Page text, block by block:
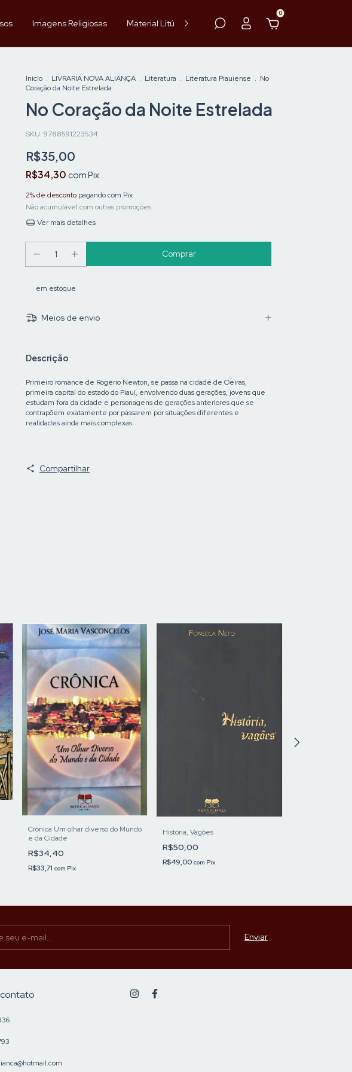
Imagens Religiosas Material Litúrgico Paramentos
0
Início . LIVRARIA NOVA ALIANÇA . Literatura . Literatura Piauiense . No
Coração da Noite Estrelada
No Coração da Noite Estrelada
SKU: 9788591223534
R$35,00
R$34,30 comPix
2% de desconto pagando com Pix
Não acumulável com outras promoções
Ver mais detalhes
em estoque
Meios de envio
Descrição
Primeiro romance de Rogério Newton, se passa na cidade de Oeiras,
primeira capital do estado do Piauí, envolvendo duas gerações, jovens que
estudam fora da cidade e personagens de gerações anteriores que se
contrapõem exatamente por passarem por situações diferentes e
realidades ainda mais complexas.
Compartilhar
Crônica Um olhar diverso do Mundo
e da Cidade
R$34,40
R$33,71 com Pix
História, Vagões
R$50,00
R$49,00 com Pix